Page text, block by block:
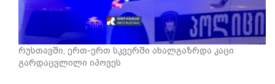
რუსთავში, ერთ-ერთ სკვერში ახალგაზრდა კაცი
გარდაცვლილი იპოვეს